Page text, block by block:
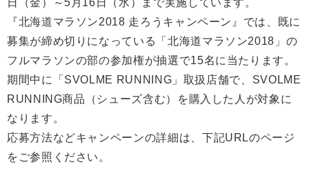
日（金）～5月16日（水）まで実施しています。
『北海道マラソン2018 走ろうキャンペーン』では、既に
募集が締め切りになっている「北海道マラソン2018」の
フルマラソンの部の参加権が抽選で15名に当たります。
期間中に「SVOLME RUNNING」取扱店舗で、SVOLME
RUNNING商品（シューズ含む）を購入した人が対象に
なります。
応募方法などキャンペーンの詳細は、下記URLのページ
をご参照ください。